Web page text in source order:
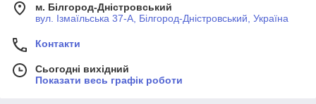
м. Білгород-Дністровський
вул. Ізмаїльська 37-А, Білгород-Дністровський, Україна
Контакти
Сьогодні вихідний
Показати весь графік роботи